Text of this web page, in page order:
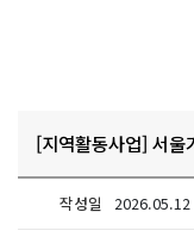
[지역활동사업] 서울
작성일 2026.05.12